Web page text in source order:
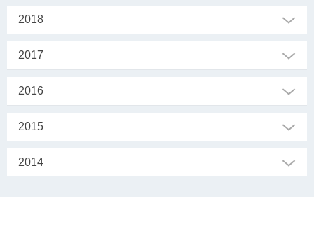
2018
2017
2016
2015
2014